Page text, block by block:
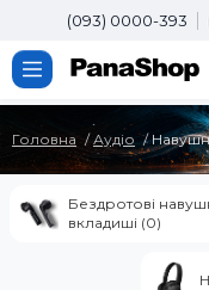
(093) 0000-393
Головна Аудіо
Бездротові
вкладиші (0)